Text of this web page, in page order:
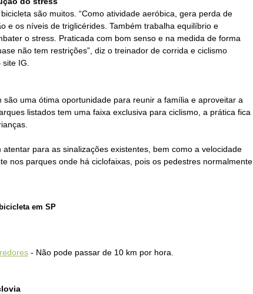
são muitos. “Como atividade aeróbica, gera perda de
e os níveis de triglicérides. Também trabalha equilíbrio e
o stress. Praticada com bom senso e na medida de forma
não tem restrições”, diz o treinador de corrida e ciclismo
IG.
são uma ótima oportunidade para reunir a família e aproveitar a
listados tem uma faixa exclusiva para ciclismo, a prática fica
atentar para as sinalizações existentes, bem como a velocidade
nos parques onde há ciclofaixas, pois os pedestres normalmente
em SP
- Não pode passar de 10 km por hora.